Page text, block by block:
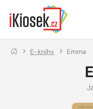
Přejít na hlavní obsah
E-knihy Emma